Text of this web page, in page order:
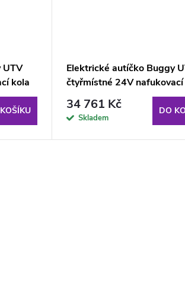
UTV
kola
Elektrické autíčko Buggy
čtyřmístné 24V
zelené
34 761 Kč
Skladem
DO